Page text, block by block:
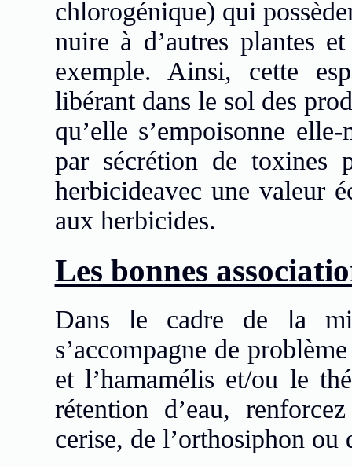
chlorogénique) qui
nuire à d’autres plantes
exemple. Ainsi, cette
libérant dans le sol des
qu’elle s’empoisonne
par sécrétion de toxines
herbicideavec une valeur
aux herbicides.
Les bonnes
Dans le cadre de la
s’accompagne de
et l’hamamélis et/ou le
rétention d’eau,
cerise, de l’orthosiphon ou